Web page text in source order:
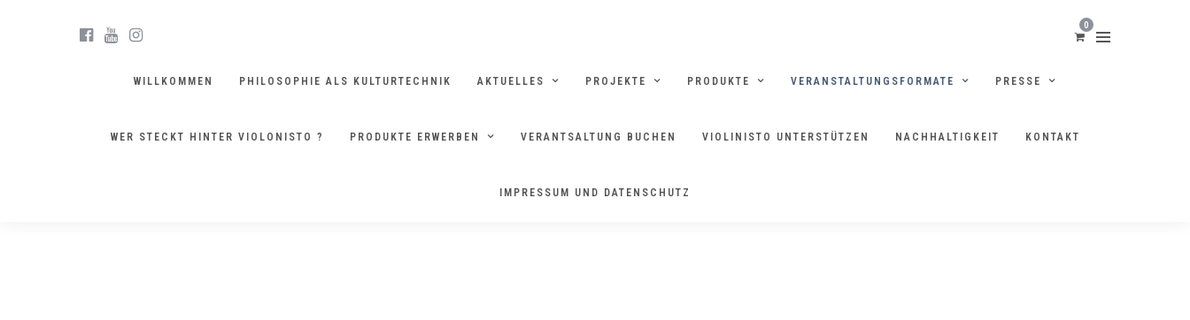
0
WILLKOMMEN PHILOSOPHIE ALS KULTURTECHNIK AKTUELLES PROJEKTE PRODUKTE VERANSTALTUNGSFORMATE PRESSE
WER STECKT HINTER VIOLONISTO ? PRODUKTE ERWERBEN VERANTSALTUNG BUCHEN VIOLINISTO UNTERSTÜTZEN NACHHALTIGKEIT KONTAKT
IMPRESSUM UND DATENSCHUTZ